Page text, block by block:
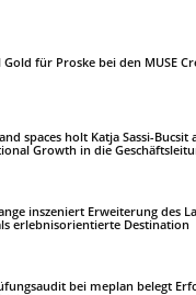
Gold für Proske bei den MUSE
spaces holt Katja Sassi-Bucsit
Growth in die
inszeniert Erweiterung des
erlebnisorientierte Destination
bei meplan belegt